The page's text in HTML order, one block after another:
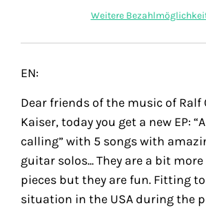
Weitere
EN:
Dear friends of the music of Ralf
Kaiser, today you get a new EP:
calling” with 5 songs with
guitar solos... They are a bit
pieces but they are fun. Fitting
situation in the USA during the